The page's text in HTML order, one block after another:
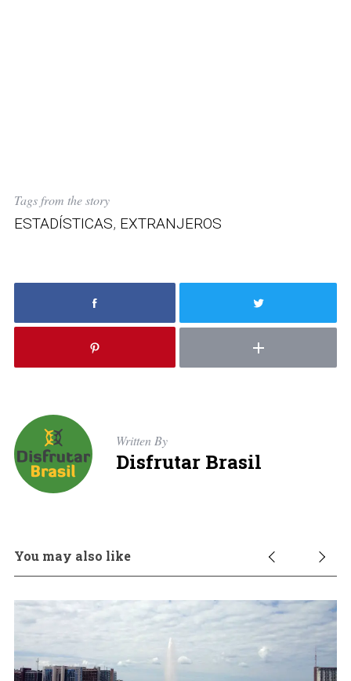
Tags from the story
ESTADÍSTICAS, EXTRANJEROS
Written By
Disfrutar Brasil
You may also like